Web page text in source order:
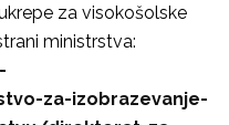
za visokošolske
ministrstva:
za-izobrazevanje-